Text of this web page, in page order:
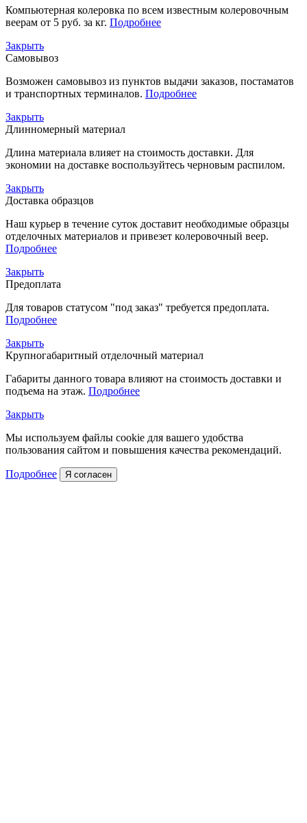
Компьютерная колеровка по всем известным колеровочным
веерам от 5 руб. за кг. Подробнее
Закрыть
Самовывоз
Возможен самовывоз из пунктов выдачи заказов, постаматов
и транспортных терминалов. Подробнее
Закрыть
Длинномерный материал
Длина материала влияет на стоимость доставки. Для
экономии на доставке воспользуйтесь черновым распилом.
Закрыть
Доставка образцов
Наш курьер в течение суток доставит необходимые образцы
отделочных материалов и привезет колеровочный веер.
Подробнее
Закрыть
Предоплата
Для товаров статусом "под заказ" требуется предоплата.
Подробнее
Закрыть
Крупногабаритный отделочный материал
Габариты данного товара влияют на стоимость доставки и
подъема на этаж. Подробнее
Закрыть
Мы используем файлы cookie для вашего удобства
пользования сайтом и повышения качества рекомендаций.
Подробнее Я согласен